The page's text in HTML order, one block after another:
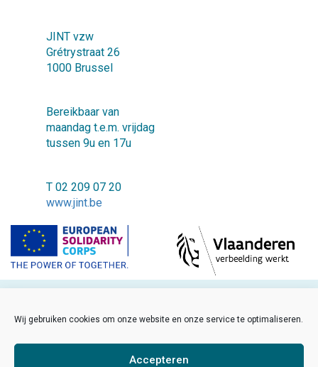
Wij gebruiken cookies om onze website en onze service te optimaliseren.
Accepteren
JINT vzw
Grétrystraat 26
1000 Brussel
Bereikbaar van
maandag t.e.m. vrijdag
tussen 9u en 17u
T 02 209 07 20
www.jint.be